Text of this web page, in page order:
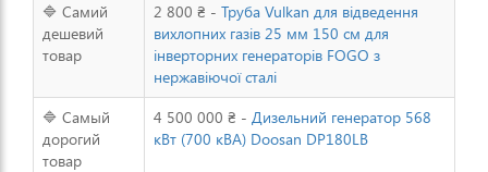
🔷 Самий
дешевий
товар
2 800 ₴ - Труба Vulkan для відведення
вихлопних газів 25 мм 150 см для
інверторних генераторів FOGO з
нержавіючої сталі
🔷 Самый
дорогий
товар
4 500 000 ₴ - Дизельний генератор 568
кВт (700 кВА) Doosan DP180LB